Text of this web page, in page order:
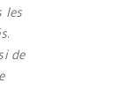
les
de